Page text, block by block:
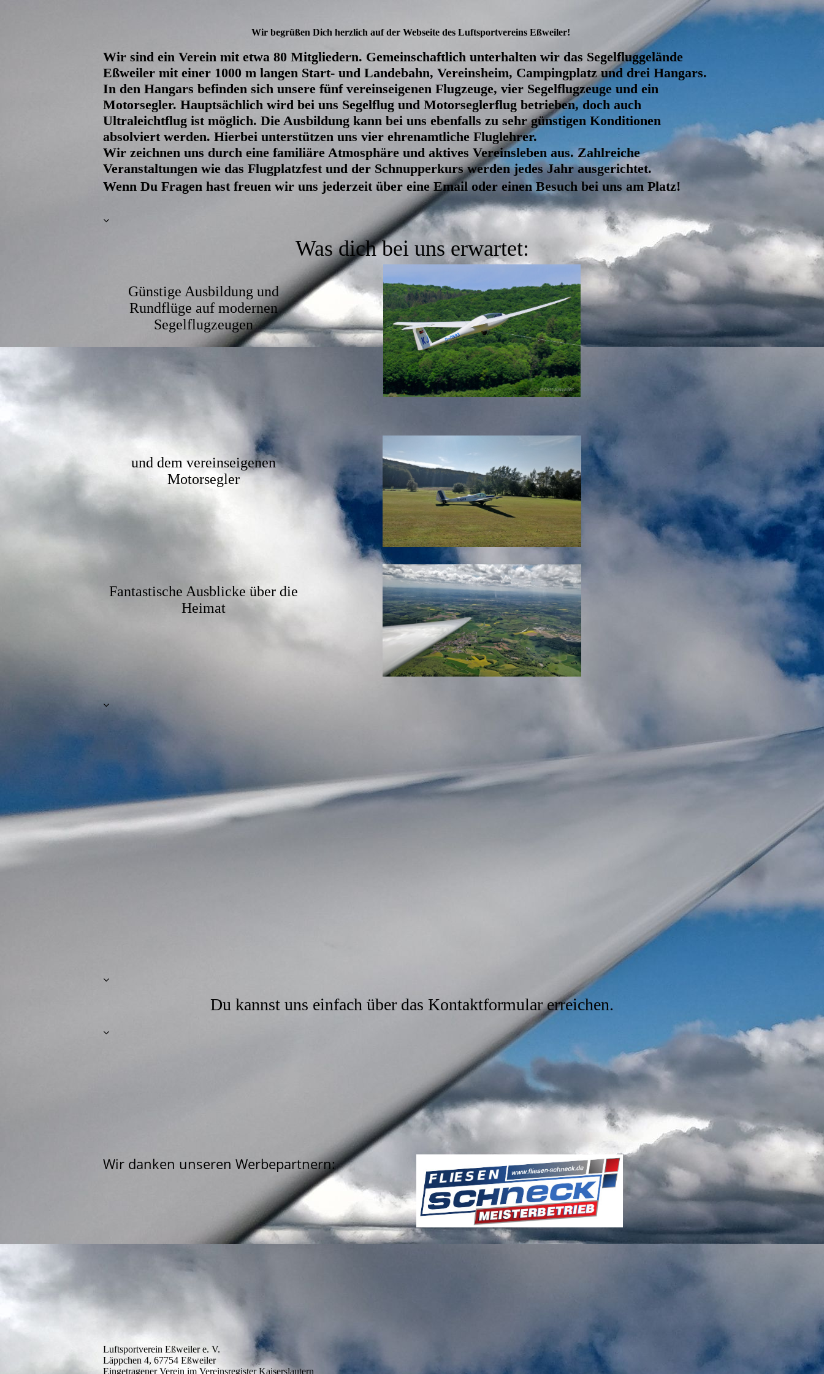
Wir begrüßen Dich herzlich auf der Webseite des Luftsportvereins Eßweiler!
Wir sind ein Verein mit etwa 80 Mitgliedern. Gemeinschaftlich unterhalten wir das Segelfluggelände
Eßweiler mit einer 1000 m langen Start- und Landebahn, Vereinsheim, Campingplatz und drei Hangars.
In den Hangars befinden sich unsere fünf vereinseigenen Flugzeuge, vier Segelflugzeuge und ein
Motorsegler. Hauptsächlich wird bei uns Segelflug und Motorseglerflug betrieben, doch auch
Ultraleichtflug ist möglich. Die Ausbildung kann bei uns ebenfalls zu sehr günstigen Konditionen
absolviert werden. Hierbei unterstützen uns vier ehrenamtliche Fluglehrer.
Wir zeichnen uns durch eine familiäre Atmosphäre und aktives Vereinsleben aus. Zahlreiche
Veranstaltungen wie das Flugplatzfest und der Schnupperkurs werden jedes Jahr ausgerichtet.
Wenn Du Fragen hast freuen wir uns jederzeit über eine Email oder einen Besuch bei uns am Platz!
Was dich bei uns erwartet:
Günstige Ausbildung und
Rundflüge auf modernen
Segelflugzeugen
und dem vereinseigenen
Motorsegler
Fantastische Ausblicke über die
Heimat
Du kannst uns einfach über das Kontaktformular erreichen.
Wir danken unseren Werbepartnern:
Luftsportverein Eßweiler e. V.
Läppchen 4, 67754 Eßweiler
Eingetragener Verein im Vereinsregister Kaiserslautern